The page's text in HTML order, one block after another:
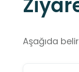
Aşağıda